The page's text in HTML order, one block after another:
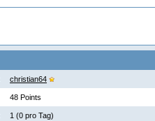
christian64
48 Points
1 (0 pro Tag)